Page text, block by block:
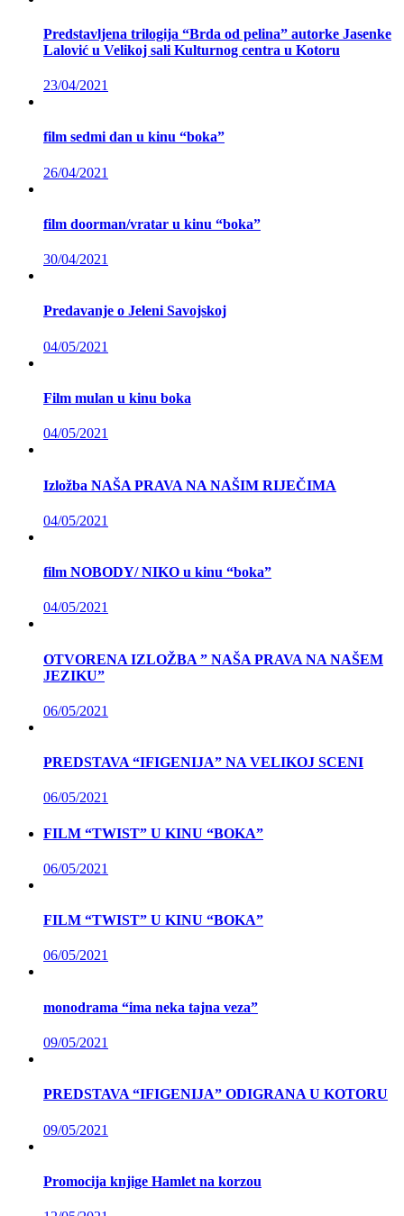
Predstavljena trilogija “Brda od pelina” autorke Jasenke
Lalović u Velikoj sali Kulturnog centra u Kotoru
23/04/2021
film sedmi dan u kinu “boka”
26/04/2021
film doorman/vratar u kinu “boka”
30/04/2021
Predavanje o Jeleni Savojskoj
04/05/2021
Film mulan u kinu boka
04/05/2021
Izložba NAŠA PRAVA NA NAŠIM RIJEČIMA
04/05/2021
film NOBODY/ NIKO u kinu “boka”
04/05/2021
OTVORENA IZLOŽBA ” NAŠA PRAVA NA NAŠEM
JEZIKU”
06/05/2021
PREDSTAVA “IFIGENIJA” NA VELIKOJ SCENI
06/05/2021
FILM “TWIST” U KINU “BOKA”
06/05/2021
FILM “TWIST” U KINU “BOKA”
06/05/2021
monodrama “ima neka tajna veza”
09/05/2021
PREDSTAVA “IFIGENIJA” ODIGRANA U KOTORU
09/05/2021
Promocija knjige Hamlet na korzou